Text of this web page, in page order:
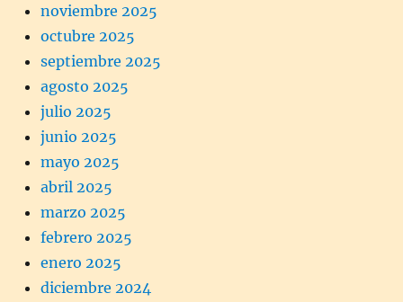
noviembre 2025
octubre 2025
septiembre 2025
agosto 2025
julio 2025
junio 2025
mayo 2025
abril 2025
marzo 2025
febrero 2025
enero 2025
diciembre 2024